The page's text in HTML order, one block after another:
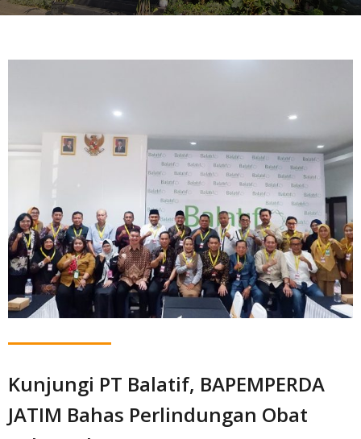
Kunjungi PT Balatif, BAPEMPERDA
JATIM Bahas Perlindungan Obat